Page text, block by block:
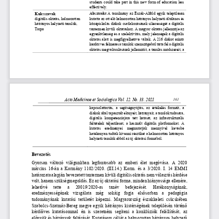
students  could  take  part  in  this  new  form  of  education  less
effectively.
Kulcsszavak
digitális oktatás, halmozottan
hátrányos helyzetű tanulók,
Tarpa
Absztrakt A tanulmány az Észak-Alföld egyik településén
kutatta az ott élő halmozottan hátrányos helyzetű általános és
középiskolás diákok csatlakozásának sikerességét a digitális
tantermen kívüli oktatáshoz. A magyar oktatás jellemzője az
egyenlőtlenség és a szelektivitás, mely jelenségek a digitális
oktatás alatt is megfigyelhetővé váltak. A 216 diákot érintő
kérdőíves felmérés a tanulók szemszögéből tárta fel a digitális
oktatás megvalósulásának jellemzőit, a tanulás módszereit, a
Acta Medicinae et Sociologica Vol. 12. No. 33. 2021
161
kapcsolattartás,  a  segítségnyújtás,  az  értékelés  formáit,  a
diákok által tapasztalt előnyeit, hátrányait, a tanulók tudására,
digitális  kompetenciájára  tett  hatását,  az  infrastrukturális
feltételek  teljesülését,  a  használt  digitális  platformokat.  A
kutatás  eredményei  megmutatják  mennyivel  kevésbé
hatékonyan tudták kivenni részüket a halmozottan hátrányos
helyzetű tanulók ebből az új oktatási formából.
Bevezetés
Gyorsan  változó  világunkban  legfontosabb  az  emberi  élet  megóvása.  A  2020
március  16-án a Kormány 1102/2020.  (III.14.) Korm.  és  a 3/2020.  I. 14 EMMI
határozata alapján bevezetett tantermen kívüli digitális oktatás nem választás kérdése
volt, hanem szükségmegoldás. Ez az új oktatási forma, minden hiányossága ellenére,
lehetővé   tette   a   20019/2020-as   tanév   befejezését.   Hatékonyságának,
eredményességének  vizsgálata  még  sokáig  fogja  elsősorban  a  pedagógia
tudományának  kutatási  területét  képezni.  Magyarország  északkeleti  csücskében
Szabolcs-Szatmár-Bereg megye egyik hátrányos kistérségének településén történő
kérdőíves  kutatásommal  én  is  szeretném  segíteni  a  konklúziók  felállítását,  az
előnyök és hátrányok feltárását. Kutatásom célját a halmozottan hátrányos helyzetű